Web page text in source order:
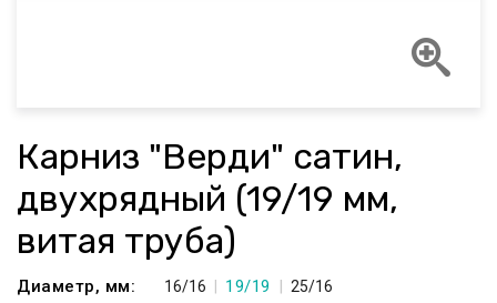
Карниз "Верди" сатин,
двухрядный (19/19 мм,
витая труба)
Диаметр, мм: 16/16 19/19 25/16